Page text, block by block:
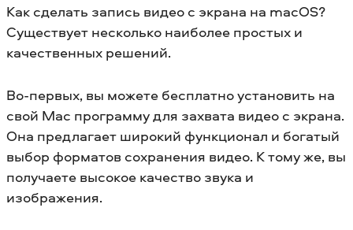
Как сделать запись видео с экрана на macOS?
Существует несколько наиболее простых и
качественных решений.
Во-первых, вы можете бесплатно установить на
свой Mac программу для захвата видео с экрана.
Она предлагает широкий функционал и богатый
выбор форматов сохранения видео. К тому же, вы
получаете высокое качество звука и
изображения.